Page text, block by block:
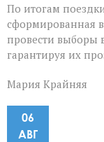
По итогам
сформированная
провести выборы
гарантируя их
Мария Крайняя
06
АВГ